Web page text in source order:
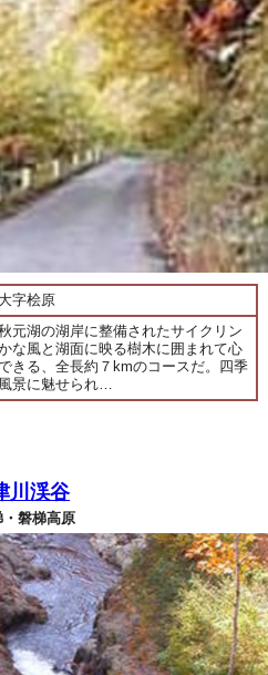
字桧原
元湖の湖岸に整備されたサイクリン
な風と湖面に映る樹木に囲まれて心
きる、全長約７kmのコースだ。四季
景に魅せられ…
川渓谷
磐梯高原